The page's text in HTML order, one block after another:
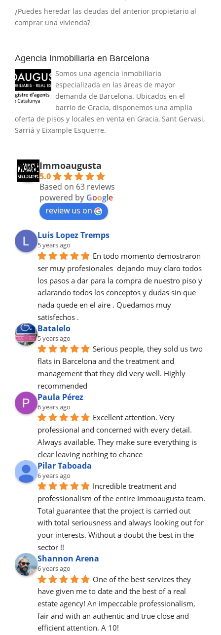
¿Puedes heredar las deudas del anterior propietario al
comprar una vivienda?
Agencia Inmobiliaria en Barcelona
Somos una agencia inmobiliaria
especializada en las áreas de mayor
demanda de Barcelona. Ubicados en el
barrio de Gracia, disponemos una amplia
oferta de pisos y locales en venta en Gracia, Sant Gervasi,
Sarriá y Eixample Esquerre.
Immoaugusta
5.0
Based on 63 reviews
powered by Google
review us on
Luis Lopez Tremps
5 years ago
En todo momento demostraron
ser muy profesionales  dejando muy claro todos
los pasos a dar para la compra de nuestro piso y
aclarando todos los conceptos y dudas sin que
nada quede en el aire . Quedamos muy
satisfechos .
Batalelo
5 years ago
Serious people, they sold us two
flats in Barcelona and the treatment and
management that they did very well. Highly
recommended
Paula Pérez
6 years ago
Excellent attention. Very
professional and concerned with every detail.
Always available. They make sure everything is
clear leaving nothing to chance
Pilar Taboada
6 years ago
Incredible treatment and
professionalism of the entire Immoaugusta team.
Total guarantee that the project is carried out
with total seriousness and always looking out for
your interests. Without a doubt the best in the
sector !!
Shannon Arena
6 years ago
One of the best services they
have given me to date and the best of a real
estate agency! An impeccable professionalism,
fair and with an authentic and true close and
efficient attention. A 10!